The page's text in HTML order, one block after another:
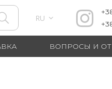
RU
ВОПРОСЫ И